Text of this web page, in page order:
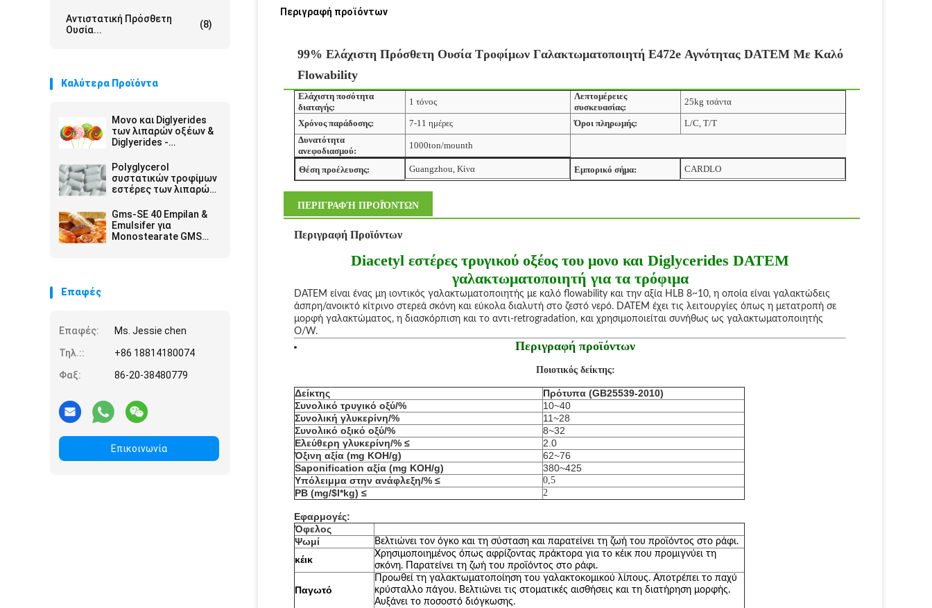
Αντιστατική Πρόσθετη
Ουσία...
(8)
Καλύτερα Προϊόντα
Μονο και Diglyerides
των λιπαρών οξέων &
Diglyerides -
GMS40
Polyglycerol
συστατικών τροφίμων
εστέρες των λιπαρών
Gms-SE 40 Empilan &
Emulsifer για
Monostearate GMS
Επαφές
Επαφές:
Ms. Jessie chen
Τηλ.::
+86 18814180074
Φαξ:
86-20-38480779
Επικοινωνία
Περιγραφή προϊόντων
99% Ελάχιστη Πρόσθετη Ουσία Τροφίμων Γαλακτωματοποιητή E472e Αγνότητας DATEM Με Καλό
Flowability
Ελάχιστη ποσότητα
διαταγής:
1 τόνος
Λεπτομέρειες
συσκευασίας:
25kg τσάντα
Χρόνος παράδοσης: 7-11 ημέρες Όροι πληρωμής:
L/C, T/T
Δυνατότητα
ανεφοδιασμού:
1000ton/mounth
Θέση προέλευσης: Guangzhou, Κίνα Εμπορικό σήμα: CARDLO
ΠΕΡΙΓΡΑΦΉ ΠΡΟΪΌΝΤΩΝ
Περιγραφή Προϊόντων
Diacetyl εστέρες τρυγικού οξέος του μονο και Diglycerides DATEM
γαλακτωματοποιητή για τα τρόφιμα
DATEM είναι ένας μη ιοντικός γαλακτωματοποιητής με καλό flowability και την αξία HLB 8~10, η οποία είναι γαλακτώδεις
άσπρη/ανοικτό κίτρινο στερεά σκόνη και εύκολα διαλυτή στο ζεστό νερό. DATEM έχει τις λειτουργίες όπως η μετατροπή σε
μορφή γαλακτώματος, η διασκόρπιση και το αντι-retrogradation, και χρησιμοποιείται συνήθως ως γαλακτωματοποιητής
O/W.
Περιγραφή προϊόντων
Ποιοτικός δείκτης:
Δείκτης
Πρότυπα (GB25539-2010)
Συνολικό τρυγικό οξύ/%
10~40
Συνολική γλυκερίνη/%
11~28
Συνολικό οξικό οξύ/%
8~32
Ελεύθερη γλυκερίνη/% ≤
2.0
Όξινη αξία (mg KOH/g)
62~76
Saponification αξία (mg KOH/g)
380~425
Υπόλειμμα στην ανάφλεξη/% ≤ 0,5
PB (mg/$l*kg) ≤ 2
Εφαρμογές:
Όφελος
Ψωμί
Βελτιώνει τον όγκο και τη σύσταση και παρατείνει τη ζωή του προϊόντος στο ράφι.
κέικ
Χρησιμοποιημένος όπως αφρίζοντας πράκτορα για το κέικ που προμιγνύει τη
σκόνη. Παρατείνει τη ζωή του προϊόντος στο ράφι.
Παγωτό
Προωθεί τη γαλακτωματοποίηση του γαλακτοκομικού λίπους. Αποτρέπει το παχύ
κρύσταλλο πάγου. Βελτιώνει τις στοματικές αισθήσεις και τη διατήρηση μορφής.
Αυξάνει το ποσοστό διόγκωσης.